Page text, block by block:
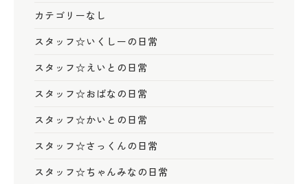
カテゴリーなし
スタッフ☆いくしーの日常
スタッフ☆えいとの日常
スタッフ☆おばなの日常
スタッフ☆かいとの日常
スタッフ☆さっくんの日常
スタッフ☆ちゃんみなの日常